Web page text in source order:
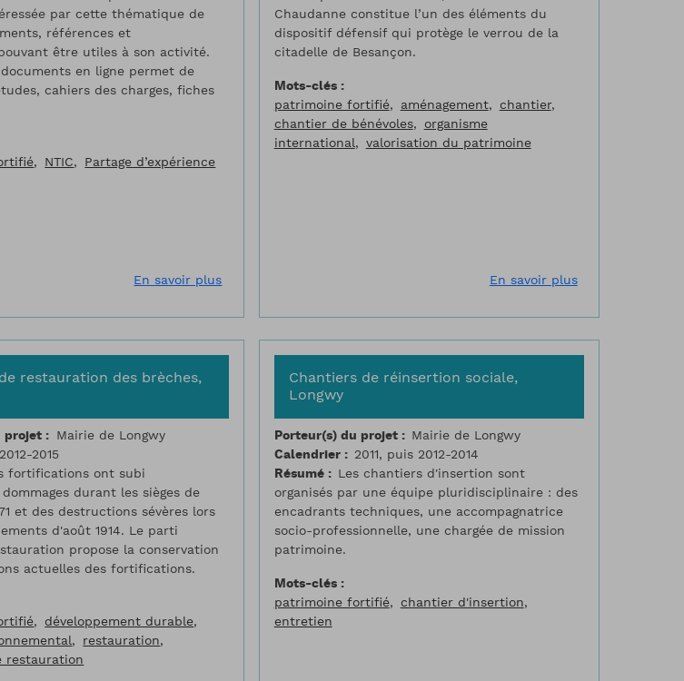
de la place forte de Mont-Dauphin destinée aux 12-15 ans
par cette thématique de
références et
être utiles à son activité.
en ligne permet de
cahiers des charges, fiches
NTIC Partage d’expérience
En savoir plussur Centre de ressources pour la gestion du patrimoine fortifié
Chaudanne constitue l’un des éléments du
dispositif défensif qui protège le verrou de la
citadelle de Besançon.
Mots-clés
patrimoine fortifié
aménagement
chantier
chantier de bénévoles
organisme
international
valorisation du patrimoine
En savoir plussur Chantier de
restauration des brèches,
projet
Mairie de Longwy
2012-2015
fortifications ont subi
durant les sièges de
et des destructions sévères lors
d'août 1914. Le parti
propose la conservation
actuelles des fortifications.
développement durable
restauration
restauration
Chantiers de réinsertion sociale,
Longwy
Porteur(s) du projet
Mairie de Longwy
Calendrier
2011, puis 2012-2014
Résumé
Les chantiers d'insertion sont
organisés par une équipe pluridisciplinaire : des
encadrants techniques, une accompagnatrice
socio-professionnelle, une chargée de mission
patrimoine.
Mots-clés
patrimoine fortifié
chantier d'insertion
entretien